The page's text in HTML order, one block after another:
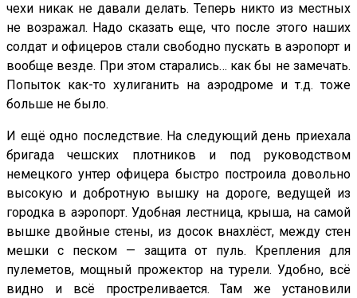
чехи никак не давали делать. Теперь никто из местных
не возражал. Надо сказать еще, что после этого наших
солдат и офицеров стали свободно пускать в аэропорт и
вообще везде. При этом старались… как бы не замечать.
Попыток как-то хулиганить на аэродроме и т.д. тоже
больше не было.
И ещё одно последствие. На следующий день приехала
бригада чешских плотников и под руководством
немецкого унтер офицера быстро построила довольно
высокую и добротную вышку на дороге, ведущей из
городка в аэропорт. Удобная лестница, крыша, на самой
вышке двойные стены, из досок внахлёст, между стен
мешки с песком — защита от пуль. Крепления для
пулеметов, мощный прожектор на турели. Удобно, всё
видно и всё простреливается. Там же установили